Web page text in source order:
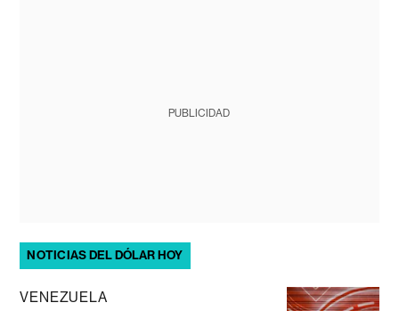
PUBLICIDAD
NOTICIAS DEL DÓLAR HOY
VENEZUELA